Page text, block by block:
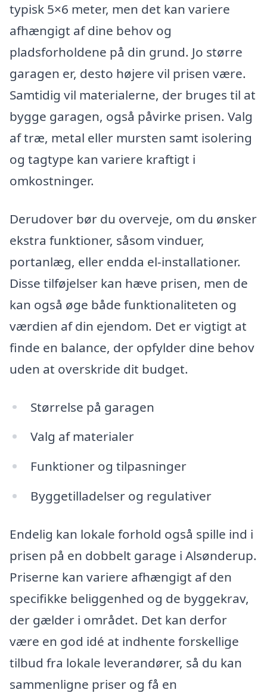
typisk 5×6 meter, men det kan variere
afhængigt af dine behov og
pladsforholdene på din grund. Jo større
garagen er, desto højere vil prisen være.
Samtidig vil materialerne, der bruges til at
bygge garagen, også påvirke prisen. Valg
af træ, metal eller mursten samt isolering
og tagtype kan variere kraftigt i
omkostninger.
Derudover bør du overveje, om du ønsker
ekstra funktioner, såsom vinduer,
portanlæg, eller endda el-installationer.
Disse tilføjelser kan hæve prisen, men de
kan også øge både funktionaliteten og
værdien af din ejendom. Det er vigtigt at
finde en balance, der opfylder dine behov
uden at overskride dit budget.
Størrelse på garagen
Valg af materialer
Funktioner og tilpasninger
Byggetilladelser og regulativer
Endelig kan lokale forhold også spille ind i
prisen på en dobbelt garage i Alsønderup.
Priserne kan variere afhængigt af den
specifikke beliggenhed og de byggekrav,
der gælder i området. Det kan derfor
være en god idé at indhente forskellige
tilbud fra lokale leverandører, så du kan
sammenligne priser og få en